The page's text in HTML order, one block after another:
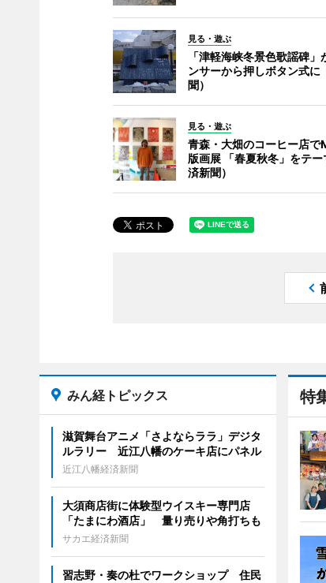
見る・遊ぶ
「津軽海峡冬景色歌謡碑」
ンサーから押しボタン式に
聞）
見る・遊ぶ
青森・大畑のコーヒー店で
版画展 「春夏秋冬」をテ
済新聞）
特
みん経トピックス
滋賀舞台アニメ「さよならララ」デジタ
ルラリー 近江八幡のケーキ店にパネル
近江八幡経済新聞
大須商店街に体験型ウイスキー専門店
「たまにわ酒店」 量り売りや角打ちも
サカエ経済新聞
習志野・奏の杜でワークショップ 住民